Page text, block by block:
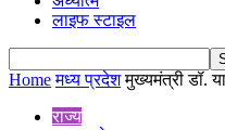
लाइफ स्टाइल
Home मध्य प्रदेश मुख्यमंत्री डॉ.
राज्य